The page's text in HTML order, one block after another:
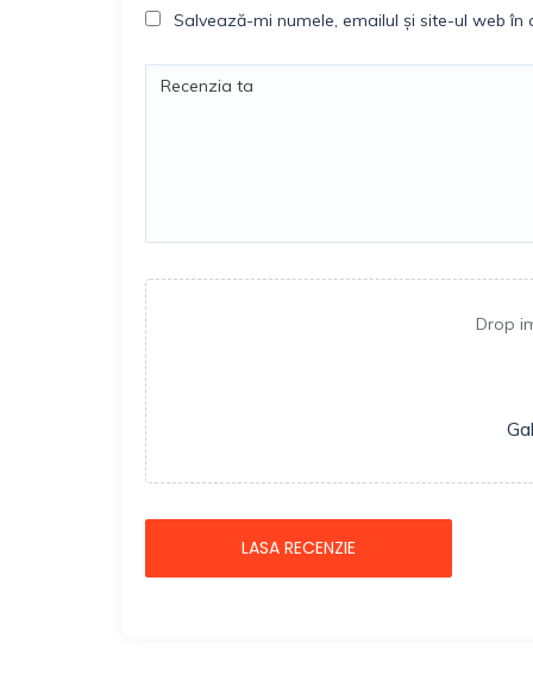
Salvează-mi numele, emailul și site-ul web
Drop